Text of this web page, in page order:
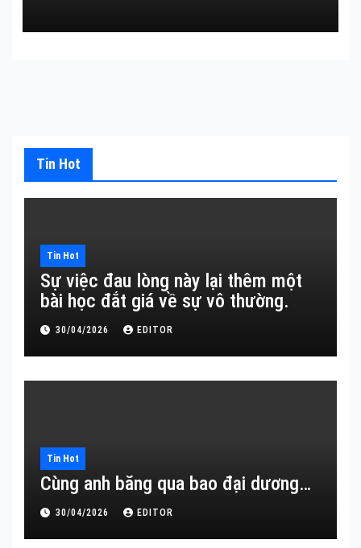
Tin Hot
Tin Hot
Sự việc đau lòng này lại thêm một
bài học đắt giá về sự vô thường.
30/04/2026 EDITOR
Tin Hot
Cùng anh băng qua bao đại dương…
30/04/2026 EDITOR